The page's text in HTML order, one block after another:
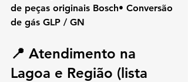
de peças originais Bosch• Conversão
de gás GLP / GN
📍 Atendimento na
Lagoa e Região (lista